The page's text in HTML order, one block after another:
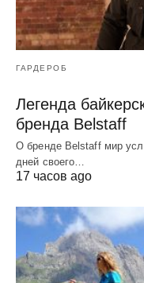
ГАРДЕРОБ
Легенда
бренда Belstaff
О бренде Belstaff мир
дней своего…
17 часов ago